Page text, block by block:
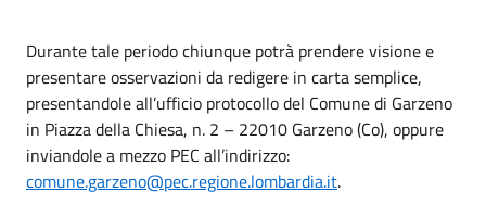
Durante tale periodo chiunque potrà prendere visione e
presentare osservazioni da redigere in carta semplice,
presentandole all’ufficio protocollo del Comune di Garzeno
in Piazza della Chiesa, n. 2 – 22010 Garzeno (Co), oppure
inviandole a mezzo PEC all’indirizzo:
comune.garzeno@pec.regione.lombardia.it.